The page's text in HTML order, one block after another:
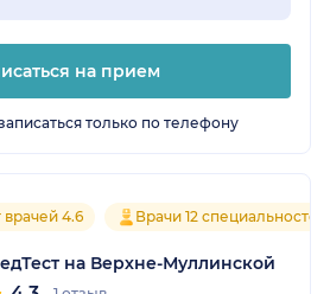
на прием
только по телефону
4.6 Врачи 12 специальностей
на Верхне-Муллинской